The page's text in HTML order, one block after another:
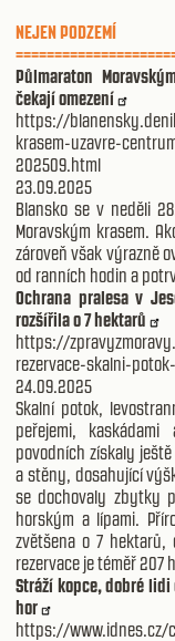
NEJEN PODZEMÍ
Půlmaraton
čekají omezení
https://
krasem-uzavre-
202509.html
23.09.2025
Blansko se v neděli
Moravským krasem.
zároveň však výrazně
od ranních hodin a
Ochrana pralesa v
rozšířila o 7 hektarů
https://
rezervace-skalni-
24.09.2025
Skalní potok,
peřejemi,
povodních získaly
a stěny, dosahující
se dochovaly zbytky
horským a lípami.
zvětšena o 7 hektarů,
rezervace je téměř 207
Stráží kopce, dobré
hor
https://www.idnes.cz/